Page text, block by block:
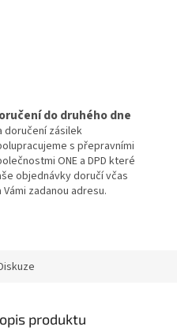
do druhého dne
doručení zásilek
s přepravními
ONE a DPD které
objednávky doručí včas
Vámi zadanou adresu.
produktu